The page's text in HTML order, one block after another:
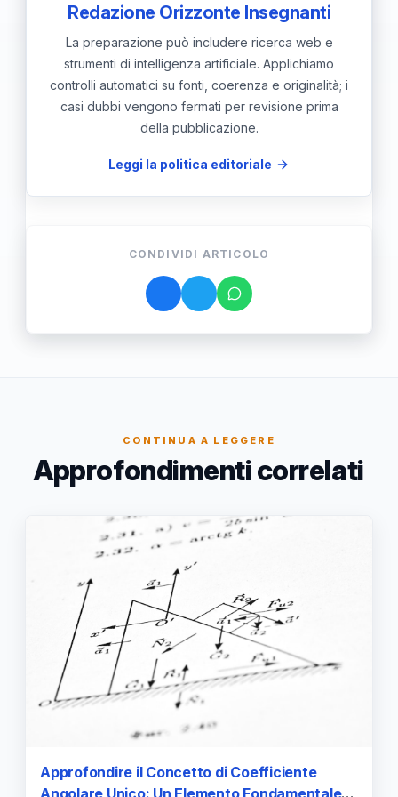
Redazione Orizzonte Insegnanti
La preparazione può includere ricerca web e
strumenti di intelligenza artificiale. Applichiamo
controlli automatici su fonti, coerenza e originalità; i
casi dubbi vengono fermati per revisione prima
della pubblicazione.
Leggi la politica editoriale
CONDIVIDI ARTICOLO
CONTINUA A LEGGERE
Approfondimenti correlati
Approfondire il Concetto di Coefficiente
Angolare Unico: Un Elemento Fondamentale